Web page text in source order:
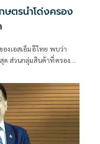
ษตรนำโด่งครอง
องเอสเอ็มอีไทย พบว่า
ด ส่วนกลุ่มสินค้าที่ครอง
เพื่ออุปโภคบริโภค แหล่ง
กาหลีใต้ และ เวียดนาม
ไลน์ เป็นหลัก แต่อุปสรรค
ในการขนส่ง ผู้ประกอบ
เกี่ยวข้องสนับสนุนการ
พมาตรฐานเพื่อทดแทน